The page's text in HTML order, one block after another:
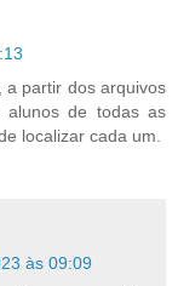
a partir dos arquivos
de todas as
localizar cada um.
às 09:09